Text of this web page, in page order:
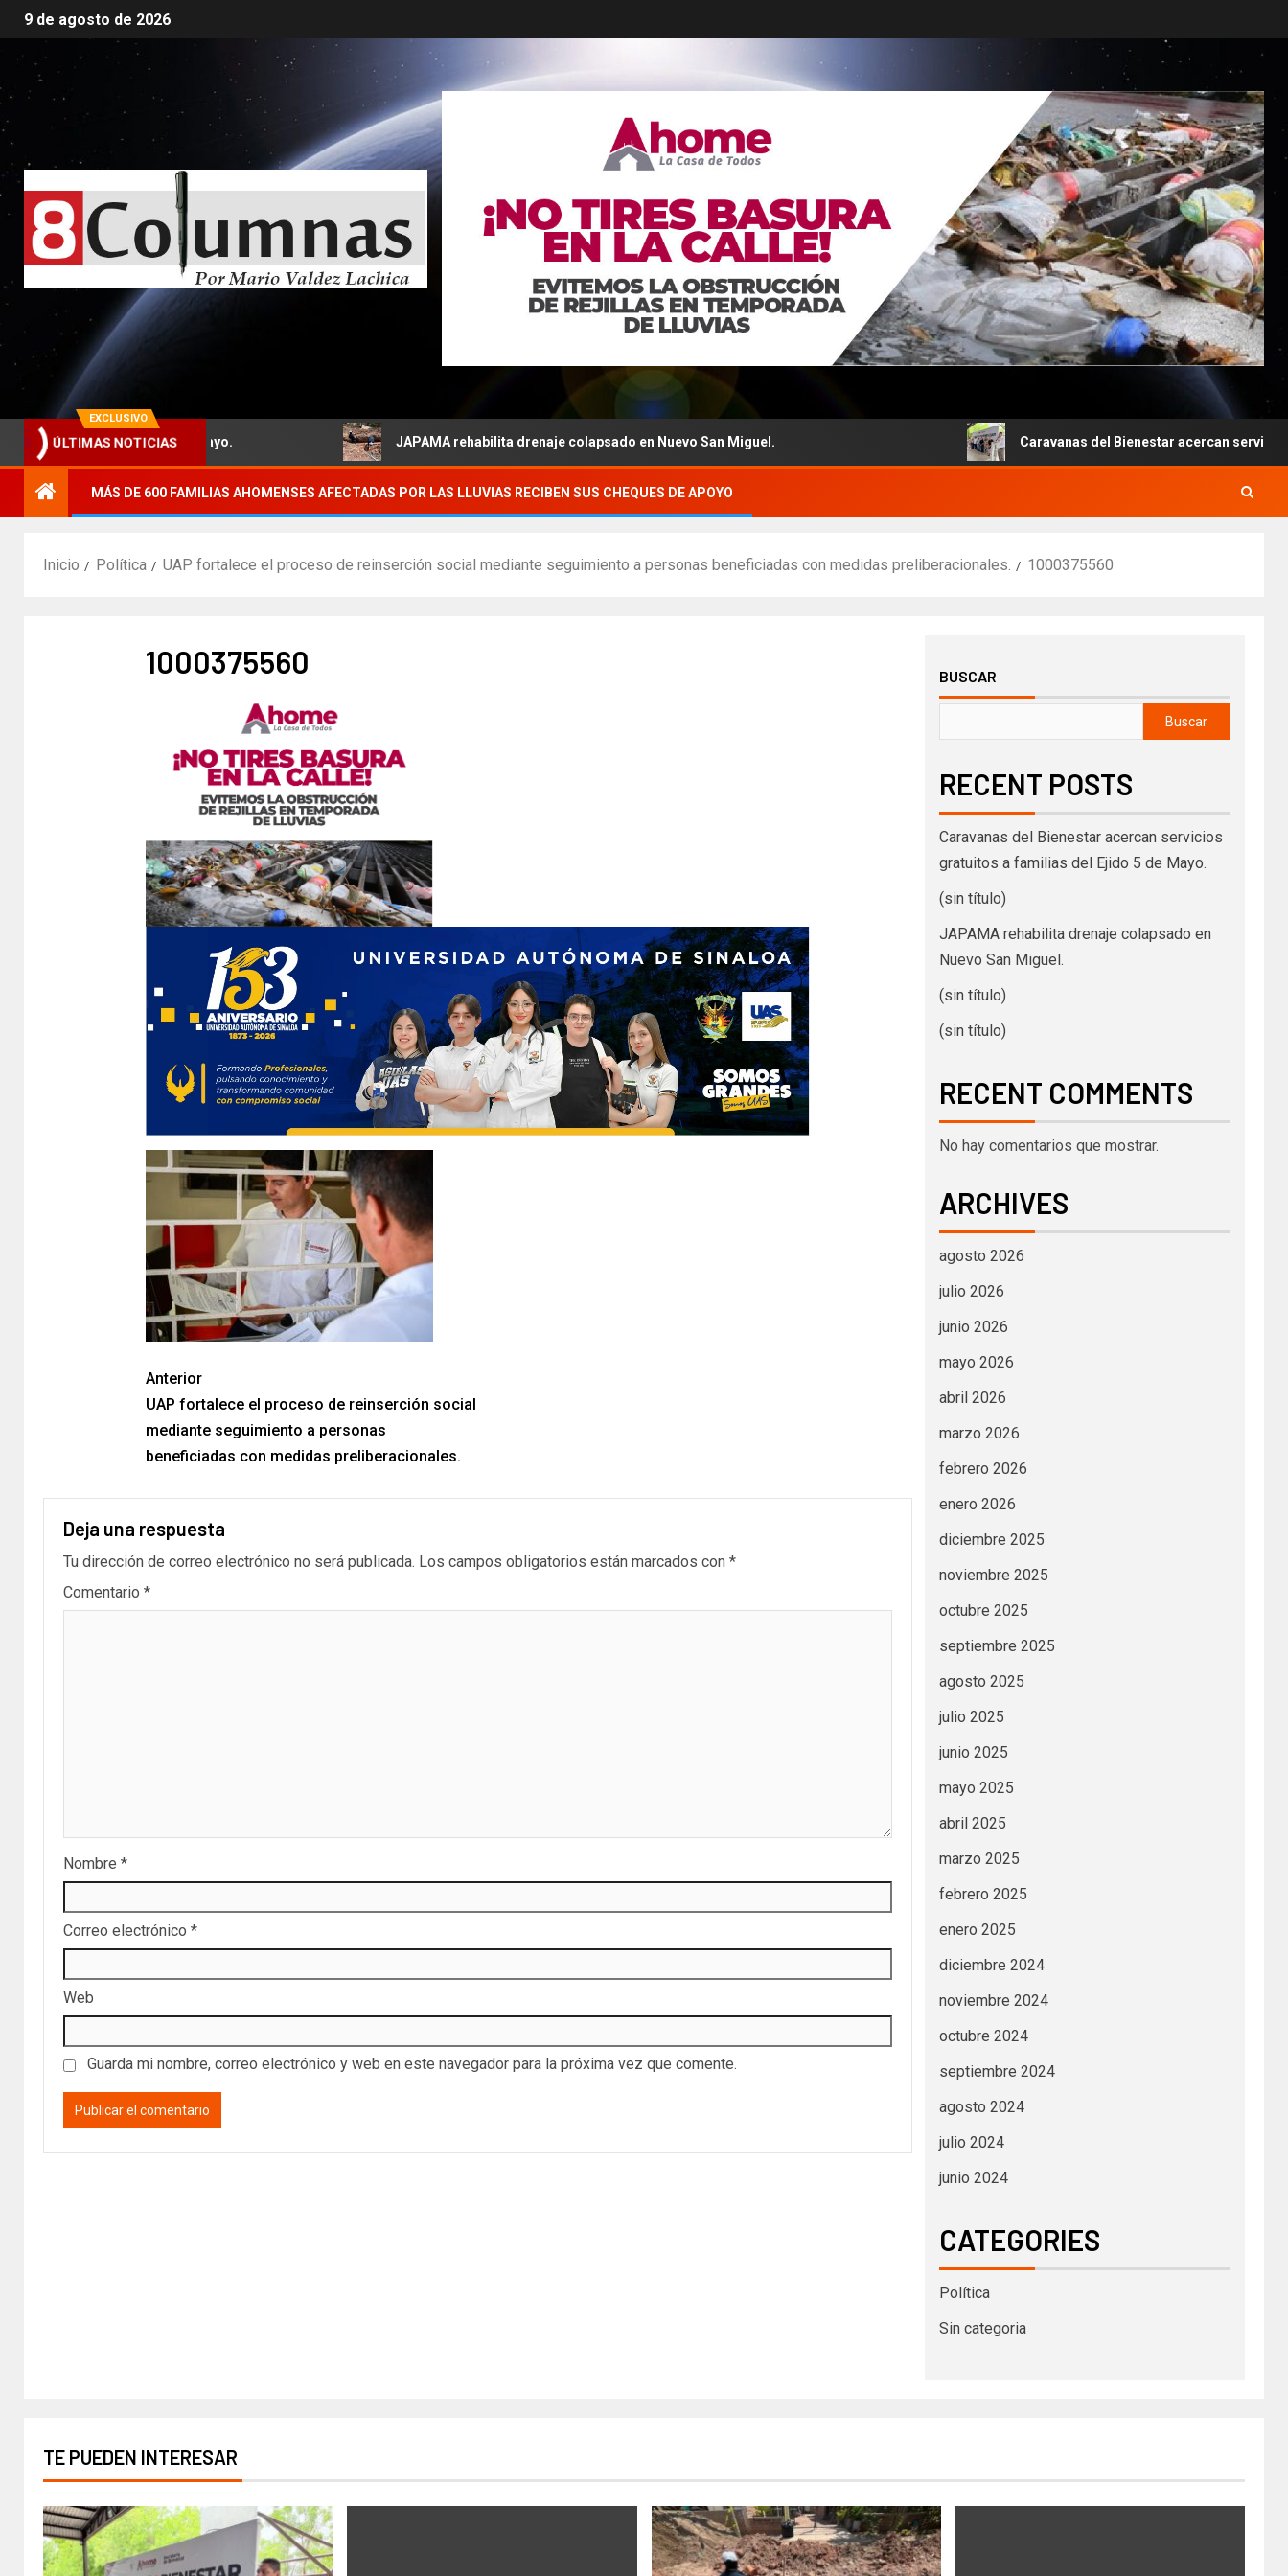
9 de agosto de 2026
EXCLUSIVO
ÚLTIMAS NOTICIAS
familias del Ejido 5 de Mayo. JAPAMA rehabilita drenaje colapsado en Nuevo San Miguel. Caravanas del Bienestar acercan servicios
MÁS DE 600 FAMILIAS AHOMENSES AFECTADAS POR LAS LLUVIAS RECIBEN SUS CHEQUES DE APOYO
Inicio Política UAP fortalece el proceso de reinserción social mediante seguimiento a personas beneficiadas con medidas preliberacionales. 1000375560
1000375560
Anterior
UAP fortalece el proceso de reinserción social
mediante seguimiento a personas
beneficiadas con medidas preliberacionales.
Deja una respuesta
Tu dirección de correo electrónico no será publicada. Los campos obligatorios están marcados con *
Comentario *
Nombre *
Correo electrónico *
Web
Guarda mi nombre, correo electrónico y web en este navegador para la próxima vez que comente.
BUSCAR
Buscar
RECENT POSTS
Caravanas del Bienestar acercan servicios
gratuitos a familias del Ejido 5 de Mayo.
(sin título)
JAPAMA rehabilita drenaje colapsado en
Nuevo San Miguel.
(sin título)
(sin título)
RECENT COMMENTS
No hay comentarios que mostrar.
ARCHIVES
agosto 2026
julio 2026
junio 2026
mayo 2026
abril 2026
marzo 2026
febrero 2026
enero 2026
diciembre 2025
noviembre 2025
octubre 2025
septiembre 2025
agosto 2025
julio 2025
junio 2025
mayo 2025
abril 2025
marzo 2025
febrero 2025
enero 2025
diciembre 2024
noviembre 2024
octubre 2024
septiembre 2024
agosto 2024
julio 2024
junio 2024
CATEGORIES
Política
Sin categoria
TE PUEDEN INTERESAR